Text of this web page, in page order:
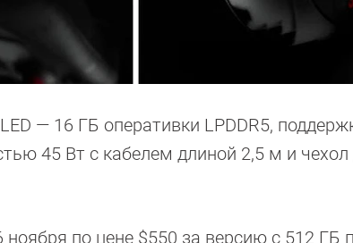
— 16 ГБ оперативки LPDDR5,
45 Вт с кабелем длиной 2,5 м и чехол
ноября по цене $550 за версию с 512 ГБ